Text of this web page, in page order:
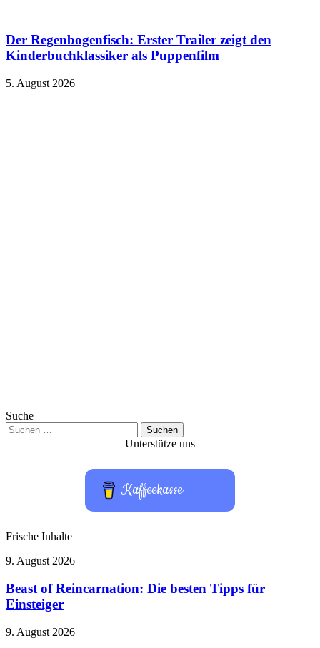
Der Regenbogenfisch: Erster Trailer zeigt den
Kinderbuchklassiker als Puppenfilm
5. August 2026
Suche
Suchen
nach:
Unterstütze uns
Kaffeekasse
Frische Inhalte
Beast
Reincarnation:
Die
besten
für
9. August 2026
Beast of Reincarnation: Die besten Tipps für
Einsteiger
iPhones
9. August 2026